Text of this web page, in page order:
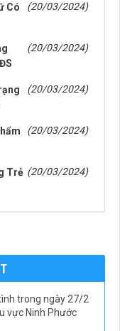
Có
(20/03/2024)
(20/03/2024)
(20/03/2024)
(20/03/2024)
Trẻ (20/03/2024)
trong ngày 27/2
vực Ninh Phước